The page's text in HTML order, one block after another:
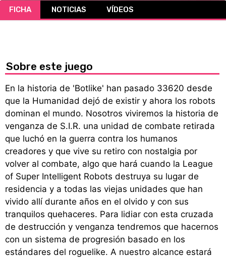
FICHA NOTICIAS VÍDEOS
Sobre este juego
En la historia de 'Botlike' han pasado 33620 desde
que la Humanidad dejó de existir y ahora los robots
dominan el mundo. Nosotros viviremos la historia de
venganza de S.I.R. una unidad de combate retirada
que luchó en la guerra contra los humanos
creadores y que vive su retiro con nostalgia por
volver al combate, algo que hará cuando la League
of Super Intelligent Robots destruya su lugar de
residencia y a todas las viejas unidades que han
vivido allí durante años en el olvido y con sus
tranquilos quehaceres. Para lidiar con esta cruzada
de destrucción y venganza tendremos que hacernos
con un sistema de progresión basado en los
estándares del roguelike. A nuestro alcance estará